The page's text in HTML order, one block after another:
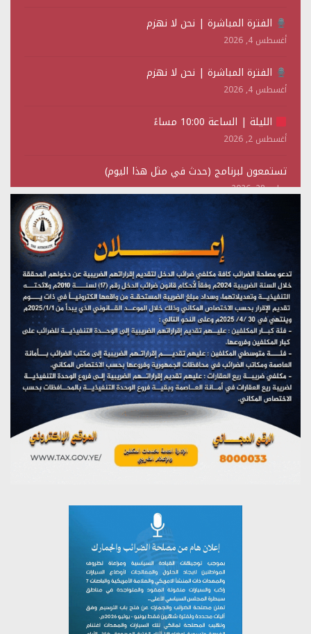
الفترة المباشرة | نحن لا نهزم
أغسطس 4, 2026
الفترة المباشرة | نحن لا نهزم
أغسطس 4, 2026
الليلة | الساعة 10:00 مساءً
أغسطس 2, 2026
تستمعون لبرنامج (حدث في مثل هذا اليوم)
يوليو 28, 2026
(نحن لا نهزم) بث مباشر
تستمعون لبرنامج (هندسة الوهم)
يوليو 28, 2026
مؤتمر صحفي لمركز عين الإنسانية حول جرائم تحالف العدوان
على اليمن
يوليو 27, 2026
تستمعون لبرنامج (مع السيد القائد)
يوليو 26, 2026